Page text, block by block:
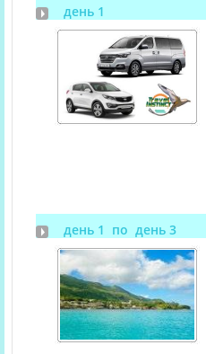
день 1
день 1 по день 3